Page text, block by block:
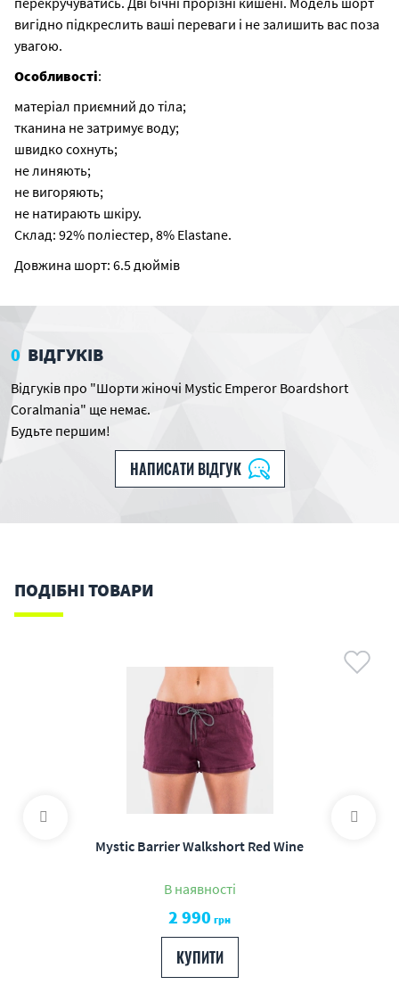
вигідно підкреслить ваші переваги і не залишить вас поза
увагою.
Особливості:
матеріал приємний до тіла;
тканина не затримує воду;
швидко сохнуть;
не линяють;
не вигоряють;
не натирають шкіру.
Склад: 92% поліестер, 8% Elastane.
Довжина шорт: 6.5 дюймів
0 ВІДГУКІВ
Відгуків про "Шорти жіночі Mystic Emperor Boardshort
Coralmania" ще немає.
Будьте першим!
НАПИСАТИ ВІДГУК
ПОДІБНІ ТОВАРИ
Mystic Barrier Walkshort Red Wine
В наявності
2 990 грн
КУПИТИ